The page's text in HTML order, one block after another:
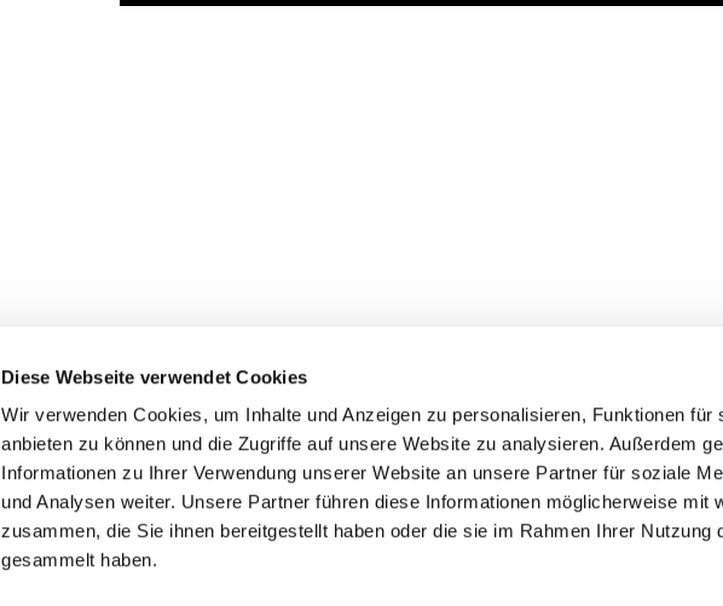
Diese Webseite verwendet Cookies
Wir verwenden Cookies, um Inhalte und Anzeigen zu personalisieren, Funktionen für
anbieten zu können und die Zugriffe auf unsere Website zu analysieren. Außerdem
Informationen zu Ihrer Verwendung unserer Website an unsere Partner für soziale
und Analysen weiter. Unsere Partner führen diese Informationen möglicherweise mit
zusammen, die Sie ihnen bereitgestellt haben oder die sie im Rahmen Ihrer Nutzung
gesammelt haben.